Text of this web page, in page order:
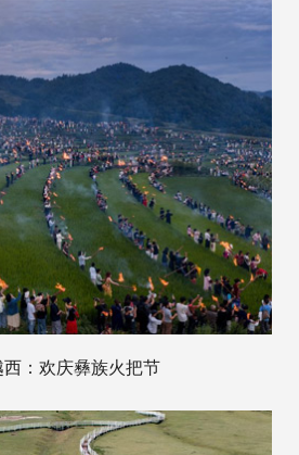
西：欢庆彝族火把节